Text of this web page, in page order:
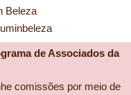
Beleza
de Associados da
comissões por meio de